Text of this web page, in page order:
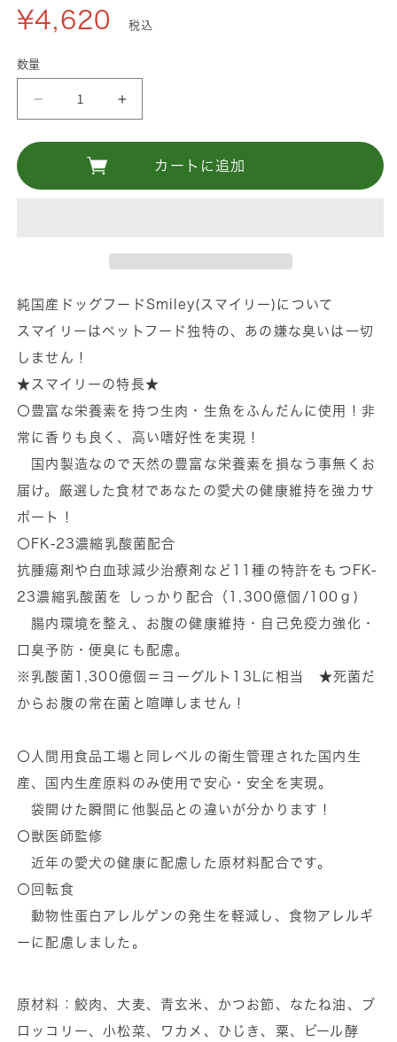
デ
ア
(1)
開
¥4,620 税込
数量
Smiley
産
さ
め
の
数
量
を
減
ら
す
純
Smiley
産
さ
600g！
の
数
量
を
や
す
カートに追加
純国産ドッグフードSmiley(スマイリー)について
スマイリーはペットフード独特の、あの嫌な臭いは一切
しません！
★スマイリーの特長★
〇豊富な栄養素を持つ生肉・生魚をふんだんに使用！非
常に香りも良く、高い嗜好性を実現！
国内製造なので天然の豊富な栄養素を損なう事無くお
届け。厳選した食材であなたの愛犬の健康維持を強力サ
ポート！
〇FK-23濃縮乳酸菌配合
抗腫瘍剤や白血球減少治療剤など11種の特許をもつFK-
23濃縮乳酸菌を しっかり配合（1,300億個/100ｇ)
腸内環境を整え、お腹の健康維持・自己免疫力強化・
口臭予防・便臭にも配慮。
※乳酸菌1,300億個＝ヨーグルト13Lに相当 ★死菌だ
からお腹の常在菌と喧嘩しません！
〇人間用食品工場と同レベルの衛生管理された国内生
産、国内生産原料のみ使用で安心・安全を実現。
袋開けた瞬間に他製品との違いが分かります！
〇獣医師監修
近年の愛犬の健康に配慮した原材料配合です。
〇回転食
動物性蛋白アレルゲンの発生を軽減し、食物アレルギ
ーに配慮しました。
原材料：鮫肉、大麦、青玄米、かつお節、なたね油、ブ
ロッコリー、小松菜、ワカメ、ひじき、粟、ビール酵